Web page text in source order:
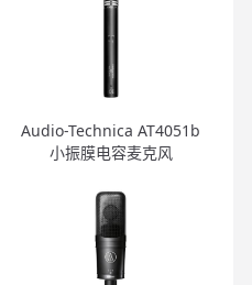
Audio-Technica AT4051b
小振膜电容麦克风